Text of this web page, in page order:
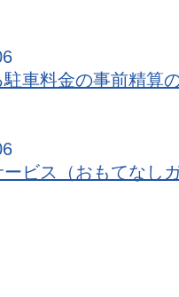
車料金の事前精算
ビス（おもてなし